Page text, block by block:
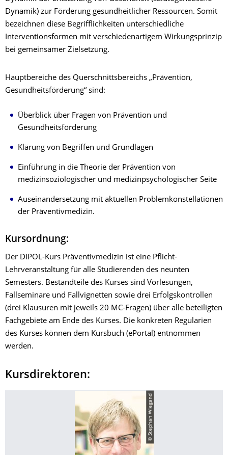
Dynamik) zur Förderung gesundheitlicher Ressourcen. Somit
bezeichnen diese Begrifflichkeiten unterschiedliche
Interventionsformen mit verschiedenartigem Wirkungsprinzip
bei gemeinsamer Zielsetzung.
Hauptbereiche des Querschnittsbereichs „Prävention,
Gesundheitsförderung“ sind:
Überblick über Fragen von Prävention und
Gesundheitsförderung
Klärung von Begriffen und Grundlagen
Einführung in die Theorie der Prävention von
medizinsoziologischer und medizinpsychologischer Seite
Auseinandersetzung mit aktuellen Problemkonstellationen
der Präventivmedizin.
Kursordnung:
Der DIPOL-Kurs Präventivmedizin ist eine Pflicht-
Lehrveranstaltung für alle Studierenden des neunten
Semesters. Bestandteile des Kurses sind Vorlesungen,
Fallseminare und Fallvignetten sowie drei Erfolgskontrollen
(drei Klausuren mit jeweils 20 MC-Fragen) über alle beteiligten
Fachgebiete am Ende des Kurses. Die konkreten Regularien
des Kurses können dem Kursbuch (ePortal) entnommen
werden.
Kursdirektoren:
© Stephan Wiegand